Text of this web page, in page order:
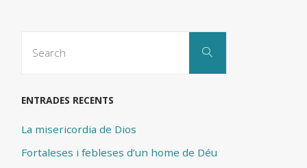
Search
ENTRADES RECENTS
La misericordia de Dios
Fortaleses i febleses d’un home de Déu